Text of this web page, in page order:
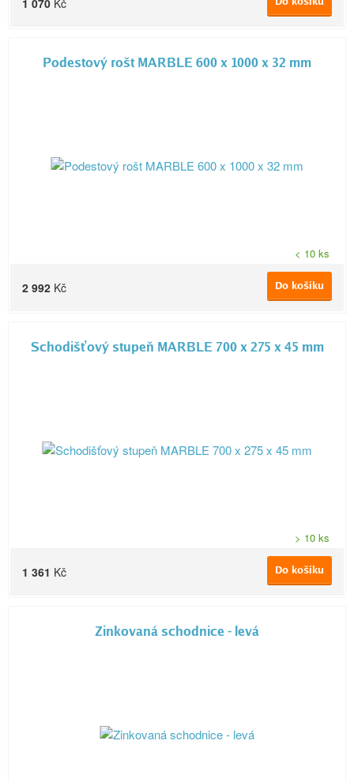
1 070 Kč
Podestový rošt MARBLE 600 x 1000 x 32 mm
< 10 ks
Do košíku
2 992 Kč
Schodišťový stupeň MARBLE 700 x 275 x 45 mm
> 10 ks
Do košíku
1 361 Kč
Zinkovaná schodnice - levá